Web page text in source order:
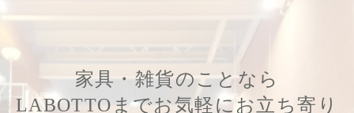
家具・雑貨のことなら
LABOTTOまでお気軽にお立ち寄り